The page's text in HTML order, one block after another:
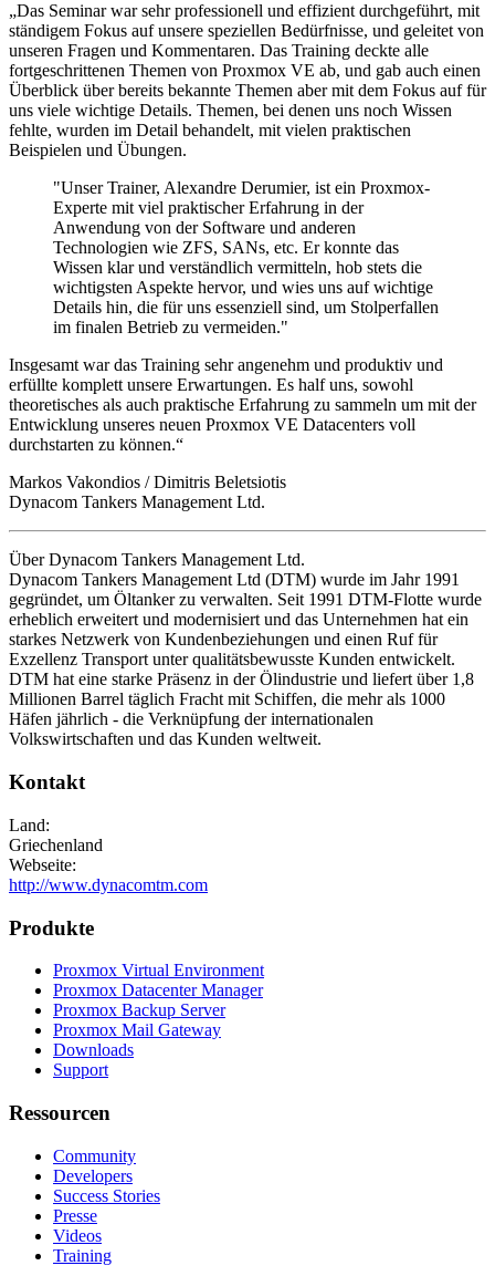
„Das Seminar war sehr professionell und effizient durchgeführt, mit
ständigem Fokus auf unsere speziellen Bedürfnisse, und geleitet von
unseren Fragen und Kommentaren. Das Training deckte alle
fortgeschrittenen Themen von Proxmox VE ab, und gab auch einen
Überblick über bereits bekannte Themen aber mit dem Fokus auf für
uns viele wichtige Details. Themen, bei denen uns noch Wissen
fehlte, wurden im Detail behandelt, mit vielen praktischen
Beispielen und Übungen.
"Unser Trainer, Alexandre Derumier, ist ein Proxmox-
Experte mit viel praktischer Erfahrung in der
Anwendung von der Software und anderen
Technologien wie ZFS, SANs, etc. Er konnte das
Wissen klar und verständlich vermitteln, hob stets die
wichtigsten Aspekte hervor, und wies uns auf wichtige
Details hin, die für uns essenziell sind, um Stolperfallen
im finalen Betrieb zu vermeiden."
Insgesamt war das Training sehr angenehm und produktiv und
erfüllte komplett unsere Erwartungen. Es half uns, sowohl
theoretisches als auch praktische Erfahrung zu sammeln um mit der
Entwicklung unseres neuen Proxmox VE Datacenters voll
durchstarten zu können.“
Markos Vakondios / Dimitris Beletsiotis
Dynacom Tankers Management Ltd.
Über Dynacom Tankers Management Ltd.
Dynacom Tankers Management Ltd (DTM) wurde im Jahr 1991
gegründet, um Öltanker zu verwalten. Seit 1991 DTM-Flotte wurde
erheblich erweitert und modernisiert und das Unternehmen hat ein
starkes Netzwerk von Kundenbeziehungen und einen Ruf für
Exzellenz Transport unter qualitätsbewusste Kunden entwickelt.
DTM hat eine starke Präsenz in der Ölindustrie und liefert über 1,8
Millionen Barrel täglich Fracht mit Schiffen, die mehr als 1000
Häfen jährlich - die Verknüpfung der internationalen
Volkswirtschaften und das Kunden weltweit.
Kontakt
Land:
Griechenland
Webseite:
http://www.dynacomtm.com
Produkte
Proxmox Virtual Environment
Proxmox Datacenter Manager
Proxmox Backup Server
Proxmox Mail Gateway
Downloads
Support
Ressourcen
Community
Developers
Success Stories
Presse
Videos
Training